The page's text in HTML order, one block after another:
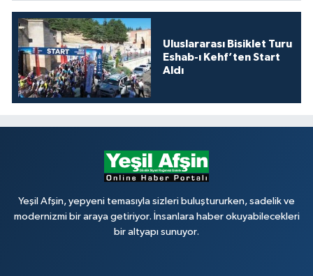
Uluslararası Bisiklet Turu
Eshab-ı Kehf’ten Start
Aldı
Yeşil Afşin, yepyeni temasıyla sizleri buluştururken, sadelik ve
modernizmi bir araya getiriyor. İnsanlara haber okuyabilecekleri
bir altyapı sunuyor.